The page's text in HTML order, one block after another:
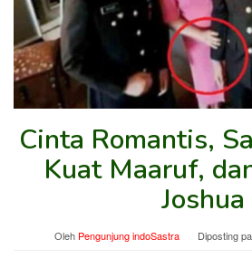
Cinta Romantis,
Kuat Maaruf,
Joshua
Oleh Pengunjung indoSastra Diposting